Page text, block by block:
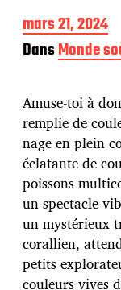
D
a
t
e
p
u
b
l
i
c
a
t
i
o
n
mars 21, 2024
DansMonde
Amuse-toi à
remplie de
nage en plein
éclatante de
poissons
un spectacle
un mystérieux
corallien,
petits
couleurs vives